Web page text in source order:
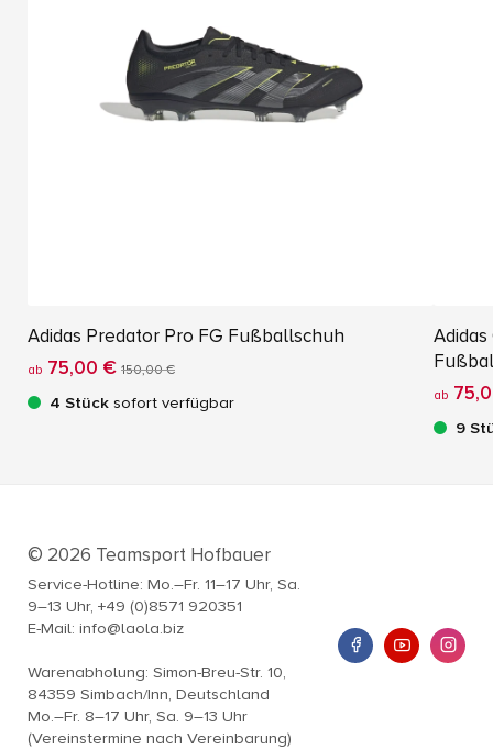
Adidas Predator Pro FG Fußballschuh
ab 75,00 € 150,00 €
4 Stück sofort verfügbar ab
9
© 2026 Teamsport Hofbauer
Service-Hotline: Mo.–Fr. 11–17 Uhr, Sa.
9–13 Uhr, +49 (0)8571 920351
E-Mail: info@laola.biz
Warenabholung: Simon-Breu-Str. 10,
84359 Simbach/Inn, Deutschland
Mo.–Fr. 8–17 Uhr, Sa. 9–13 Uhr
(Vereinstermine nach Vereinbarung)